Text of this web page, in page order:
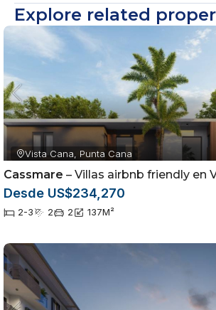
Explore related
Vista Cana, Punta Cana
Cassmare – Villas airbnb friendly en
Desde US$234,270
2-3 2 2 137M²